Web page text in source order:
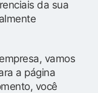
da sua
vamos
a página
você